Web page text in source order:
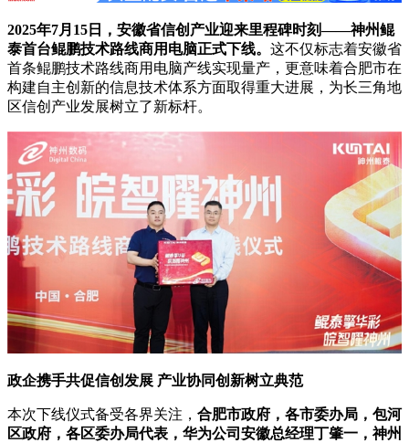
2025年7月15日，安徽省信创产业迎来里程碑时刻——神州鲲
泰首台鲲鹏技术路线商用电脑正式下线。 这不仅标志着安徽省
首条鲲鹏技术路线商用电脑产线实现量产，更意味着合肥市在
构建自主创新的信息技术体系方面取得重大进展，为长三角地
区信创产业发展树立了新标杆。
政企携手共促信创发展 产业协同创新树立典范
本次下线仪式备受各界关注， 合肥市政府，各市委办局，包河
区政府，各区委办局代表，华为公司安徽总经理丁肇一，神州